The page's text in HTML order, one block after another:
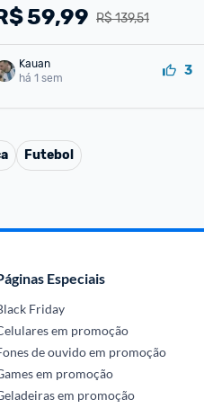
R$ 139,51
59,99
Kauan
há 1 sem
3
Futebol
Especiais
Friday
em promoção
de ouvido em promoção
em promoção
em promoção